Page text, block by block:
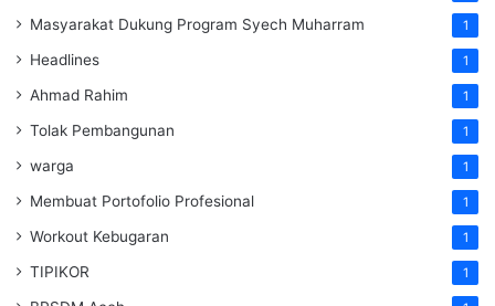
Masyarakat Dukung Program Syech Muharram 1
Headlines 1
Ahmad Rahim 1
Tolak Pembangunan 1
warga 1
Membuat Portofolio Profesional 1
Workout Kebugaran 1
TIPIKOR 1